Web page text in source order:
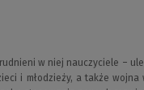
w niej nauczyciele –
i młodzieży, a także